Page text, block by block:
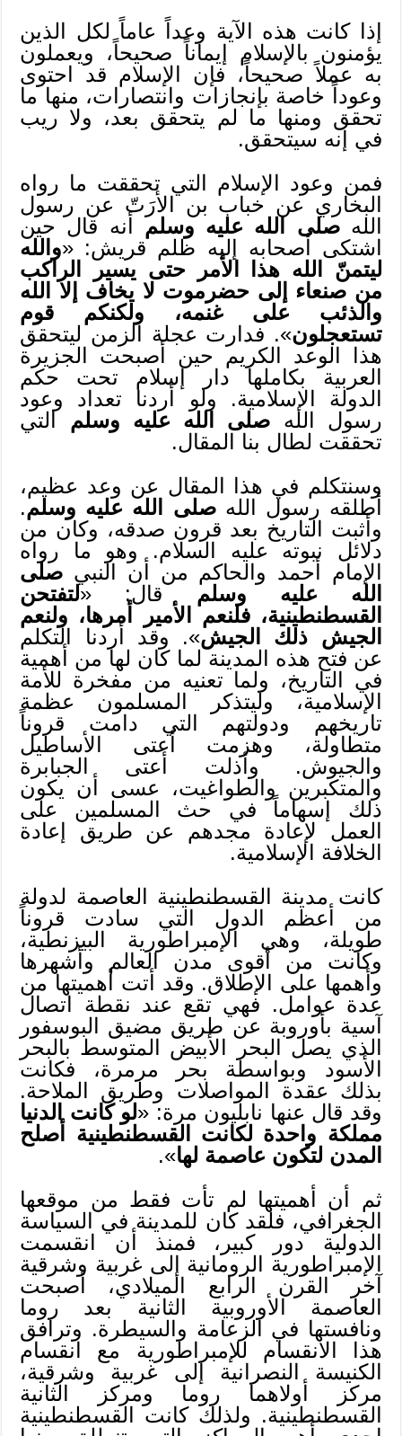
إذا كانت هذه الآية وعداً عاماً لكل الذين
يؤمنون بالإسلام إيماناً صحيحاً، ويعملون
به عملاً صحيحاً، فإن الإسلام قد احتوى
وعوداً خاصة بإنجازات وانتصارات، منها ما
تحقق ومنها ما لم يتحقق بعد، ولا ريب
في إنه سيتحقق.
فمن وعود الإسلام التي تحققت ما رواه
البخاري عن خباب بن الأرَتّ عن رسول
الله صلى الله عليه وسلم أنه قال حين
اشتكى أصحابه إليه ظلم قريش: «والله
ليتمنّ الله هذا الأمر حتى يسير الراكب
من صنعاء إلى حضرموت لا يخاف إلا الله
والذئب على غنمه، ولكنكم قوم
تستعجلون». فدارت عجلة الزمن ليتحقق
هذا الوعد الكريم حين أصبحت الجزيرة
العربية بكاملها دار إسلام تحت حكم
الدولة الإسلامية. ولو أردنا تعداد وعود
رسول الله صلى الله عليه وسلم التي
تحققت لطال بنا المقال.
وسنتكلم في هذا المقال عن وعد عظيم،
أطلقه رسول اللهصلى الله عليه وسلم.
وأثبت التاريخ بعد قرون صدقه، وكان من
دلائل نبوته عليه السلام. وهو ما رواه
الإمام أحمد والحاكم من أن النبي صلى
الله عليه وسلم قال: «لتفتحن
القسطنطينية، فلنعم الأمير أمرها، ولنعم
الجيش ذلك الجيش». وقد أردنا التكلم
عن فتح هذه المدينة لما كان لها من أهمية
في التاريخ، ولما تعنيه من مفخرة للأمة
الإسلامية، وليتذكر المسلمون عظمة
تاريخهم ودولتهم التي دامت قروناً
متطاولة، وهزمت أعتى الأساطيل
والجيوش. وأذلت أعتى الجبابرة
والمتكبرين والطواغيت، عسى أن يكون
ذلك إسهاماً في حث المسلمين على
العمل لإعادة مجدهم عن طريق إعادة
الخلافة الإسلامية.
كانت مدينة القسطنطينية العاصمة لدولة
من أعظم الدول التي سادت قروناً
طويلة، وهي الإمبراطورية البيزنطية،
وكانت من أقوى مدن العالم وأشهرها
وأهمها على الإطلاق. وقد أتت أهميتها من
عدة عوامل. فهي تقع عند نقطة اتصال
آسية بأوروبة عن طريق مضيق البوسفور
الذي يصل البحر الأبيض المتوسط بالبحر
الأسود وبواسطة بحر مرمرة، فكانت
بذلك عقدة المواصلات وطريق الملاحة.
وقد قال عنها نابليون مرة: «لو كانت الدنيا
مملكة واحدة لكانت القسطنطينية أصلح
المدن لتكون عاصمة لها».
ثم أن أهميتها لم تأت فقط من موقعها
الجغرافي، فلقد كان للمدينة في السياسة
الدولية دور كبير، فمنذ أن انقسمت
الإمبراطورية الرومانية إلى غربية وشرقية
آخر القرن الرابع الميلادي، أصبحت
العاصمة الأوروبية الثانية بعد روما
ونافستها في الزعامة والسيطرة. وترافق
هذا الانقسام للإمبراطورية مع انقسام
الكنيسة النصرانية إلى غربية وشرقية،
مركز أولاهما روما ومركز الثانية
القسطنطينية. ولذلك كانت القسطنطينية